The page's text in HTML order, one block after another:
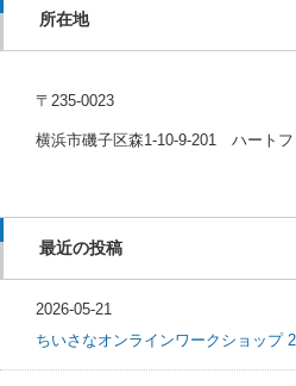
所在地
〒235-0023
横浜市磯子区森1-10-9-201 ハートフ
最近の投稿
2026-05-21
ちいさなオンラインワークショップ